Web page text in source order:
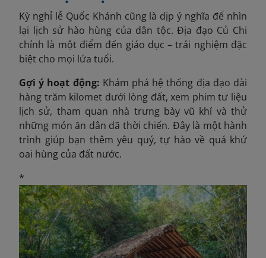
Kỳ nghỉ lễ Quốc Khánh cũng là dịp ý nghĩa để nhìn
lại lịch sử hào hùng của dân tộc. Địa đạo Củ Chi
chính là một điểm đến giáo dục – trải nghiệm đặc
biệt cho mọi lứa tuổi.
Gợi ý hoạt động: Khám phá hệ thống địa đạo dài
hàng trăm kilomet dưới lòng đất, xem phim tư liệu
lịch sử, tham quan nhà trưng bày vũ khí và thử
những món ăn dân dã thời chiến. Đây là một hành
trình giúp bạn thêm yêu quý, tự hào về quá khứ
oai hùng của đất nước.
*